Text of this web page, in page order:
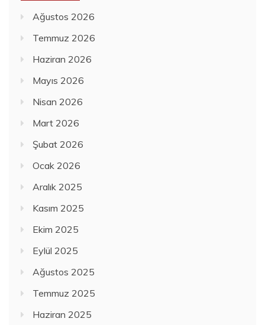
Ağustos 2026
Temmuz 2026
Haziran 2026
Mayıs 2026
Nisan 2026
Mart 2026
Şubat 2026
Ocak 2026
Aralık 2025
Kasım 2025
Ekim 2025
Eylül 2025
Ağustos 2025
Temmuz 2025
Haziran 2025